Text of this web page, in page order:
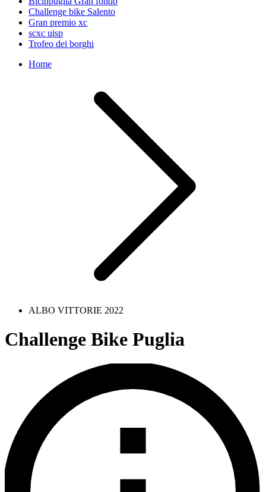
Challenge bike Salento
Gran premio xc
scxc uisp
Trofeo dei borghi
Home
ALBO VITTORIE 2022
Challenge Bike Puglia